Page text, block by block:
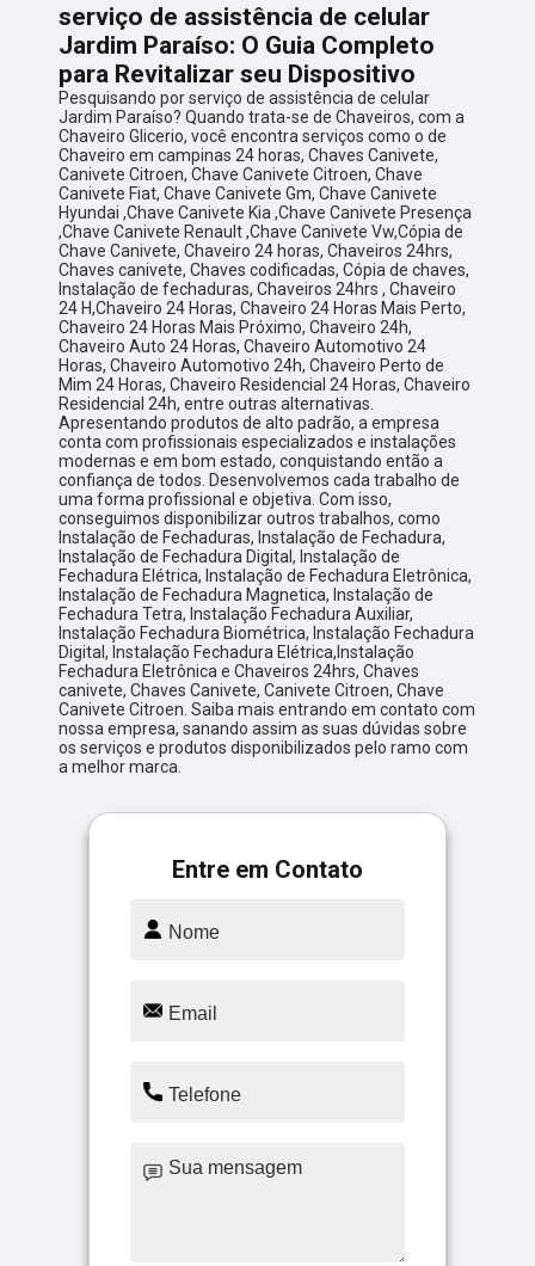
serviço de assistência de celular
Jardim Paraíso: O Guia Completo
para Revitalizar seu Dispositivo
Pesquisando por serviço de assistência de celular
Jardim Paraíso? Quando trata-se de Chaveiros, com a
Chaveiro Glicerio, você encontra serviços como o de
Chaveiro em campinas 24 horas, Chaves Canivete,
Canivete Citroen, Chave Canivete Citroen, Chave
Canivete Fiat, Chave Canivete Gm, Chave Canivete
Hyundai ,Chave Canivete Kia ,Chave Canivete Presença
,Chave Canivete Renault ,Chave Canivete Vw,Cópia de
Chave Canivete, Chaveiro 24 horas, Chaveiros 24hrs,
Chaves canivete, Chaves codificadas, Cópia de chaves,
Instalação de fechaduras, Chaveiros 24hrs , Chaveiro
24 H,Chaveiro 24 Horas, Chaveiro 24 Horas Mais Perto,
Chaveiro 24 Horas Mais Próximo, Chaveiro 24h,
Chaveiro Auto 24 Horas, Chaveiro Automotivo 24
Horas, Chaveiro Automotivo 24h, Chaveiro Perto de
Mim 24 Horas, Chaveiro Residencial 24 Horas, Chaveiro
Residencial 24h, entre outras alternativas.
Apresentando produtos de alto padrão, a empresa
conta com profissionais especializados e instalações
modernas e em bom estado, conquistando então a
confiança de todos. Desenvolvemos cada trabalho de
uma forma profissional e objetiva. Com isso,
conseguimos disponibilizar outros trabalhos, como
Instalação de Fechaduras, Instalação de Fechadura,
Instalação de Fechadura Digital, Instalação de
Fechadura Elétrica, Instalação de Fechadura Eletrônica,
Instalação de Fechadura Magnetica, Instalação de
Fechadura Tetra, Instalação Fechadura Auxiliar,
Instalação Fechadura Biométrica, Instalação Fechadura
Digital, Instalação Fechadura Elétrica,Instalação
Fechadura Eletrônica e Chaveiros 24hrs, Chaves
canivete, Chaves Canivete, Canivete Citroen, Chave
Canivete Citroen. Saiba mais entrando em contato com
nossa empresa, sanando assim as suas dúvidas sobre
os serviços e produtos disponibilizados pelo ramo com
a melhor marca.
Entre em Contato